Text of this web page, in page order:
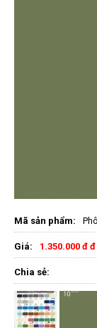
Mã sản phẩm:
Giá: 1.350.000 đ đ
Chia sẻ: